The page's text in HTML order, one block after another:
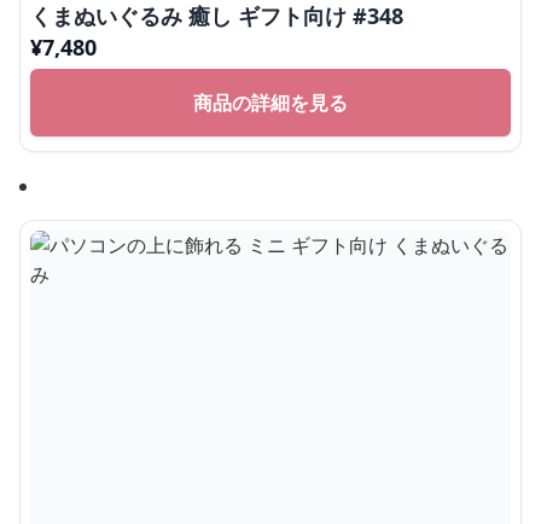
くまぬいぐるみ 癒し ギフト向け #348
¥7,480
商品の詳細を見る